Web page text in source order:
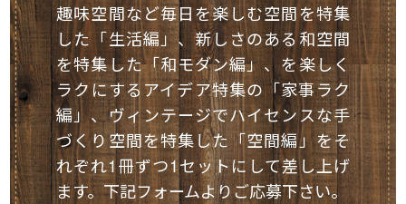
趣味空間など毎日を楽しむ空間を特集
した「生活編」、新しさのある和空間
を特集した「和モダン編」、を楽しく
ラクにするアイデア特集の「家事ラク
編」、ヴィンテージでハイセンスな手
づくり空間を特集した「空間編」をそ
れぞれ1冊ずつ1セットにして差し上げ
ます。下記フォームよりご応募下さい。